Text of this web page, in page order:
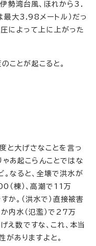
勢湾台風、ほれから3．
最大3.98メートル）だっ
によって上に上がった
ことが起こると。
と大げさなことを言っ
ゃあ起こらんことではな
。なると、全壊で洪水が
（棟）、高潮で11万
か。（洪水で）直接被害
内水（氾濫）で27万
え数ですな、これ、本当
がありますよと。